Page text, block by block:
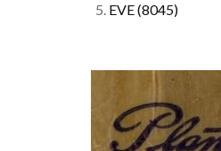
5. EVE(8045)